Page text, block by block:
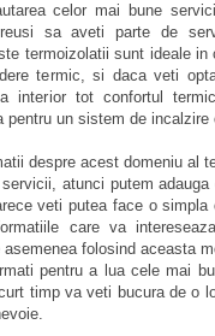
celor mai bune
sa aveti parte de
termoizolatii sunt ideale
termic, si daca veti
interior tot confortul
un sistem de incalzire
despre acest domeniu al
atunci putem
veti putea face o
care va
folosind aceasta
pentru a lua cele mai
timp va veti bucura de o